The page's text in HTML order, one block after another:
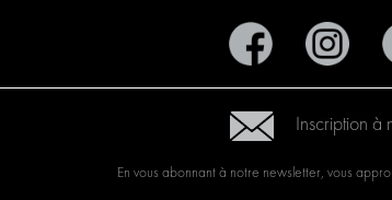
Inscription à
En vous abonnant à notre newsletter, vous